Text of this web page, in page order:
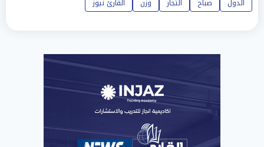
الدول
صباح التجار وزن القارئ نيوز